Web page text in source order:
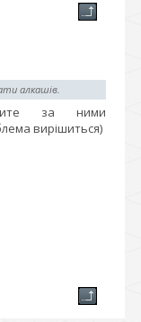
алкашів.
за ними
вирішиться)